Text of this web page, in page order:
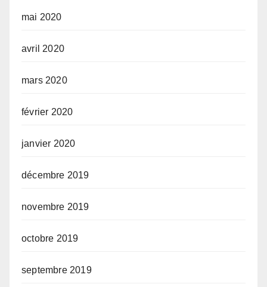
mai 2020
avril 2020
mars 2020
février 2020
janvier 2020
décembre 2019
novembre 2019
octobre 2019
septembre 2019